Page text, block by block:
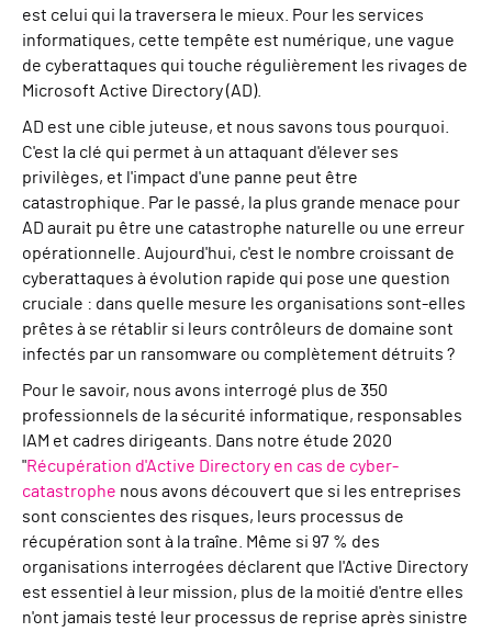
est celui qui la traversera le mieux. Pour les services
informatiques, cette tempête est numérique, une vague
de cyberattaques qui touche régulièrement les rivages de
Microsoft Active Directory (AD).
AD est une cible juteuse, et nous savons tous pourquoi.
C'est la clé qui permet à un attaquant d'élever ses
privilèges, et l'impact d'une panne peut être
catastrophique. Par le passé, la plus grande menace pour
AD aurait pu être une catastrophe naturelle ou une erreur
opérationnelle. Aujourd'hui, c'est le nombre croissant de
cyberattaques à évolution rapide qui pose une question
cruciale : dans quelle mesure les organisations sont-elles
prêtes à se rétablir si leurs contrôleurs de domaine sont
infectés par un ransomware ou complètement détruits ?
Pour le savoir, nous avons interrogé plus de 350
professionnels de la sécurité informatique, responsables
IAM et cadres dirigeants. Dans notre étude 2020
"Récupération d'Active Directory en cas de cyber-
catastrophe nous avons découvert que si les entreprises
sont conscientes des risques, leurs processus de
récupération sont à la traîne. Même si 97 % des
organisations interrogées déclarent que l'Active Directory
est essentiel à leur mission, plus de la moitié d'entre elles
n'ont jamais testé leur processus de reprise après sinistre